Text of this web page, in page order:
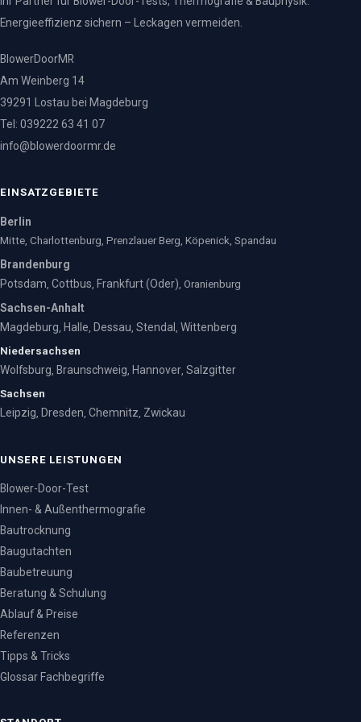
Energieeffizienz sichern – Leckagen vermeiden.
BlowerDoorMR
Am Weinberg 14
39291 Lostau bei Magdeburg
Tel: 039222 63 41 07
info@blowerdoormr.de
EINSATZGEBIETE
Berlin
Mitte, Charlottenburg, Prenzlauer Berg, Köpenick, Spandau
Brandenburg
Potsdam, Cottbus, Frankfurt (Oder), Oranienburg
Sachsen-Anhalt
Magdeburg Halle Dessau Stendal Wittenberg
Niedersachsen
Wolfsburg Braunschweig Hannover Salzgitter
Sachsen
Leipzig Dresden Chemnitz Zwickau
UNSERE LEISTUNGEN
Blower-Door-Test
Innen- & Außenthermografie
Bautrocknung
Baugutachten
Baubetreuung
Beratung & Schulung
Ablauf & Preise
Referenzen
Tipps & Tricks
Glossar Fachbegriffe